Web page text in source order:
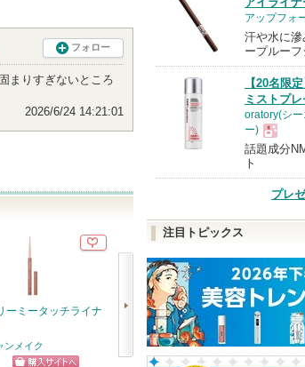
フォロー
まりすぎないところ
2026/6/24 14:21:01
ーミータッチライナ
ンメイク
スピーディーマスカラリ
ムーバー
ヒロインメイク
超細芯アイ
アップフォ
汗や水に滲
ープルー
【20名限
ミストプレ
oratory(シー
ー)
現
品
話題成分
ト
プレ
注目トピックス